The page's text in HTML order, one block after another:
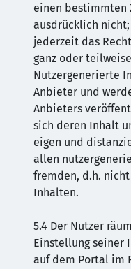
einen bestimmten
ausdrücklich
jederzeit das
ganz oder
Nutzergenerierte
Anbieter und
Anbieters
sich deren Inhalt
eigen und
allen
fremden, d.h.
Inhalten.
5.4 Der Nutzer
Einstellung seiner
auf dem Portal im